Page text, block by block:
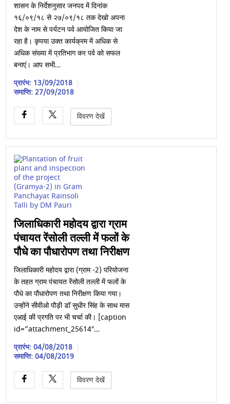
शासन के निर्देशनुसार जनपद में दिनांक
१६/०९/१८ से २७/०९/१८ तक देखो अपना
देश के नाम से पर्यटन पर्व आयोजित किया जा
रहा है। कृपया उक्त कार्यक्रम में अधिक से
अधिक संख्या में प्रतिभाग कर पर्व को सफल
बनाएं। आप सभी…
प्रारंभ: 13/09/2018
समाप्ति: 27/09/2018
विवरण देखें
जिलाधिकारी महोदय द्वारा ग्राम
पंचायत रेंसोली तल्ली में फलों के
पौधे का पौधारोपण तथा निरीक्षण
जिलाधिकारी महोदय द्वारा (ग्राम -2) परियोजना
के तहत ग्राम पंचायत रेंसोली तल्ली में फलों के
पौधे का पौधारोपण तथा निरीक्षण किया गया।
उन्होंने सीवीओ पौड़ी डॉ सुधीर सिंह के साथ मास
एआई की प्रगति पर भी चर्चा की। [caption
id=”attachment_25614″…
प्रारंभ: 04/08/2018
समाप्ति: 04/08/2019
विवरण देखें